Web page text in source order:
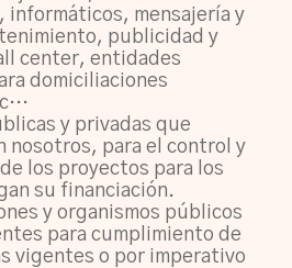
informáticos, mensajería y
publicidad y
center, entidades
domiciliaciones
y privadas que
nosotros, para el control y
los proyectos para los
su financiación.
y organismos públicos
para cumplimiento de
vigentes o por imperativo